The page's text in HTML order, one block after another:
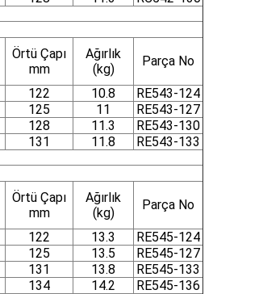
Örtü Çapı
mm
Ağırlık
(kg)
Parça No
122 10.8
RE543-124
125 11
RE543-127
128 11.3
RE543-130
131 11.8 RE543-133
Örtü Çapı
mm
Ağırlık
(kg)
Parça No
122 13.3
RE545-124
125 13.5
RE545-127
131 13.8
RE545-133
134 14.2 RE545-136